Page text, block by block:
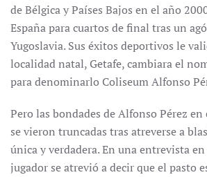
de Bélgica y Países Bajos en el año
España para cuartos de final tras un
Yugoslavia. Sus éxitos deportivos le
localidad natal, Getafe, cambiara el
para denominarlo Coliseum Alfonso
Pero las bondades de Alfonso Pérez
se vieron truncadas tras atreverse a
única y verdadera. En una entrevista en
jugador se atrevió a decir que el pasto